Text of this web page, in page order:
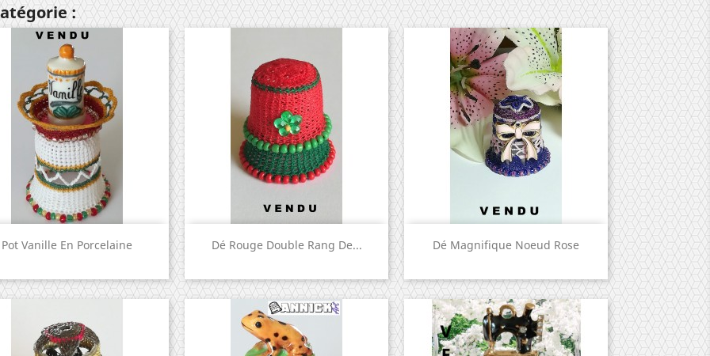
:
Pot Vanille En Porcelaine
Aperçu rapide Dé Rouge Double Rang De...
Aperçu rapide Dé Magnifique Noeud Rose
Aperçu rapide